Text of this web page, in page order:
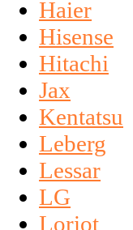
Haier
Hisense
Hitachi
Jax
Kentatsu
Leberg
Lessar
LG
Loriot